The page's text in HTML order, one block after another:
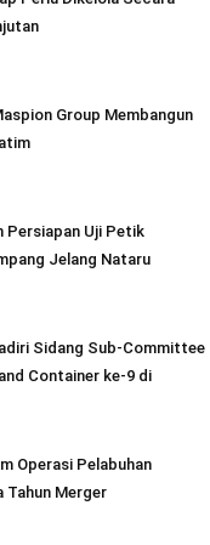
Group Membangun
Persiapan Uji Petik
Jelang Nataru
Sidang Sub-Committee
Container ke-9 di
Operasi Pelabuhan
Tahun Merger